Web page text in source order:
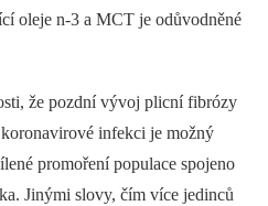
oleje n-3 a MCT je odůvodněné
že pozdní vývoj plicní fibrózy
infekci je možný
promoření populace spojeno
Jinými slovy, čím více jedinců